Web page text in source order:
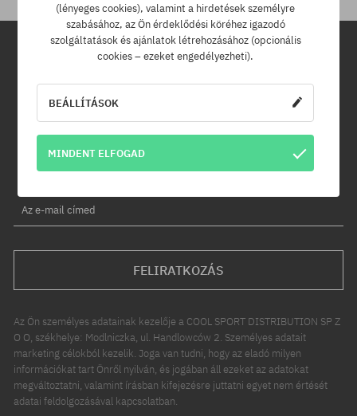
Hírlevél
Az e-mail címed
FELIRATKOZÁS
Az Ön személyes adatainak kezelője a COOL SPORT DISTRIBUTION SP Z
O O, székhelye: Modlniczka, ul. Handlowców 2. Személyes adatait
marketing célokból kezelik. Joga van tudni, hogy az eladó milyen
információkat tart Önről nyilván, és jogában áll ezeket az adatokat
megváltoztatni, valamint írásban kifejezésre juttatni egyet nem értését
adatai feldolgozásával kapcsolatban.
(lényeges cookies), valamint a hirdetések személyre
szabásához, az Ön érdeklődési köréhez igazodó
szolgáltatások és ajánlatok létrehozásához (opcionális
cookies – ezeket engedélyezheti).
BEÁLLÍTÁSOK
MINDENT ELFOGAD